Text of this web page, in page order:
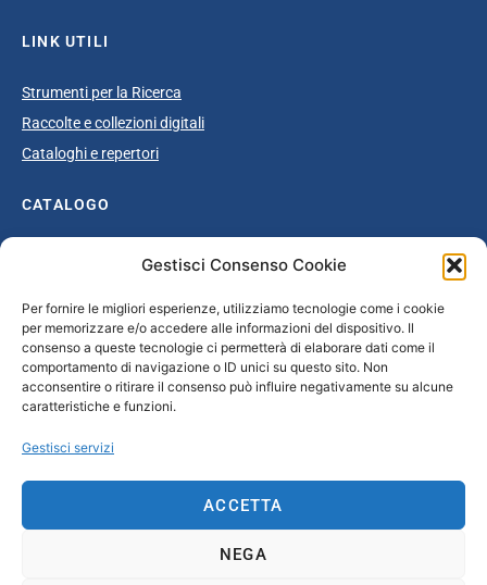
Gestisci Consenso Cookie
Per fornire le migliori esperienze, utilizziamo tecnologie come i cookie
per memorizzare e/o accedere alle informazioni del dispositivo. Il
consenso a queste tecnologie ci permetterà di elaborare dati come il
comportamento di navigazione o ID unici su questo sito. Non
acconsentire o ritirare il consenso può influire negativamente su alcune
caratteristiche e funzioni.
Gestisci servizi
ACCETTA
NEGA
LINK UTILI
Strumenti per la Ricerca
Raccolte e collezioni digitali
Cataloghi e repertori
CATALOGO
Catalogo completo
Età giolittiana
Grande Guerra e dopoguerra
Fascismo
Repubblica Sociale Italiana
CONTATTI